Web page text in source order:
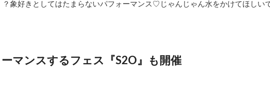
？象好きとしてはたまらないパフォーマンス♡じゃんじゃん水をかけてほしい
マンスするフェス『S2O』も開催